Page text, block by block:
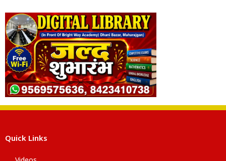
Quick Links